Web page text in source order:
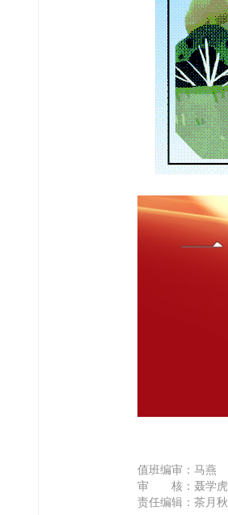
值班编审：马燕
审 核：聂学虎
责任编辑：茶月秋